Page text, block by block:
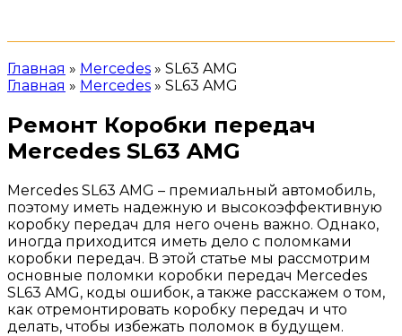
Главная » Mercedes » SL63 AMG
Главная » Mercedes » SL63 AMG
Ремонт Коробки передач
Mercedes SL63 AMG
Mercedes SL63 AMG – премиальный автомобиль,
поэтому иметь надежную и высокоэффективную
коробку передач для него очень важно. Однако,
иногда приходится иметь дело с поломками
коробки передач. В этой статье мы рассмотрим
основные поломки коробки передач Mercedes
SL63 AMG, коды ошибок, а также расскажем о том,
как отремонтировать коробку передач и что
делать, чтобы избежать поломок в будущем.